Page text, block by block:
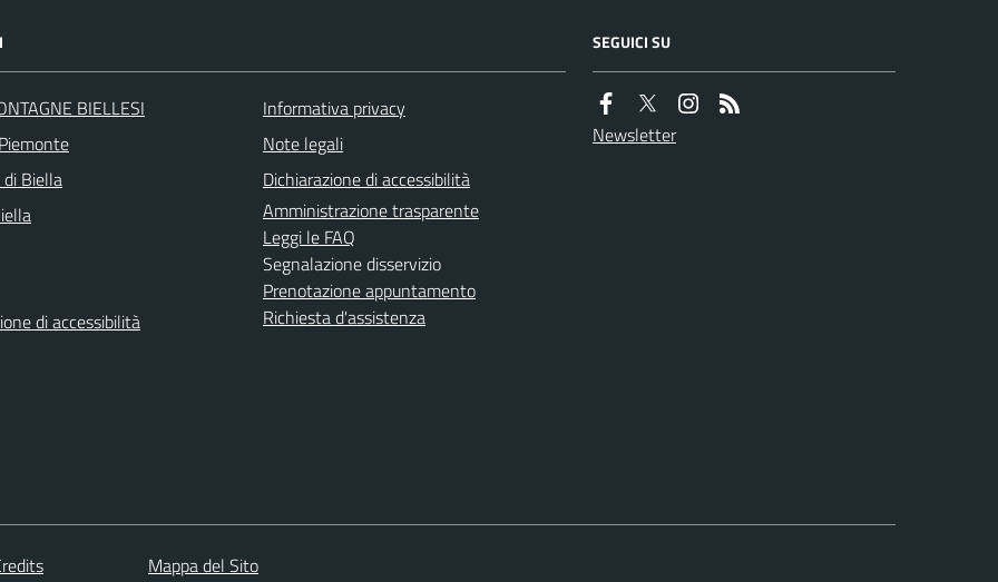
BIELLESI
Biella
di accessibilità
Informativa privacy
Note legali
Dichiarazione di accessibilità
Amministrazione trasparente
Leggi le FAQ
Segnalazione disservizio
Prenotazione appuntamento
Richiesta d'assistenza
SEGUICI SU
Newsletter
Mappa del Sito